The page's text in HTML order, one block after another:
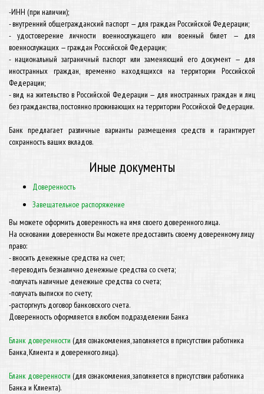
-ИНН (при наличии);
- внутренний общегражданский паспорт — для граждан Российской Федерации;
- удостоверение личности военнослужащего или военный билет — для
военнослужащих — граждан Российской Федерации;
- национальный заграничный паспорт или заменяющий его документ — для
иностранных граждан, временно находящихся на территории Российской
Федерации;
- вид на жительство в Российской Федерации — для иностранных граждан и лиц
без гражданства, постоянно проживающих на территории Российской Федерации.
Банк предлагает различные варианты размещения средств и гарантирует
сохранность ваших вкладов.
Иные документы
Доверенность
Завещательное распоряжение
Вы можете оформить доверенность на имя своего доверенного лица.
На основании доверенности Вы можете предоставить своему доверенному лицу
право:
- вносить денежные средства на счет;
-переводить безналично денежные средства со счета;
-получать наличные денежные средства со счета;
-получать выписки по счету;
-расторгнуть договор банковского счета.
Доверенность оформляется в любом подразделении Банка
Бланк доверенности (для ознакомления, заполняется в присутствии работника
Банка, Клиента и доверенного лица).
Бланк доверенности (для ознакомления, заполняется в присутствии работника
Банка и Клиента).